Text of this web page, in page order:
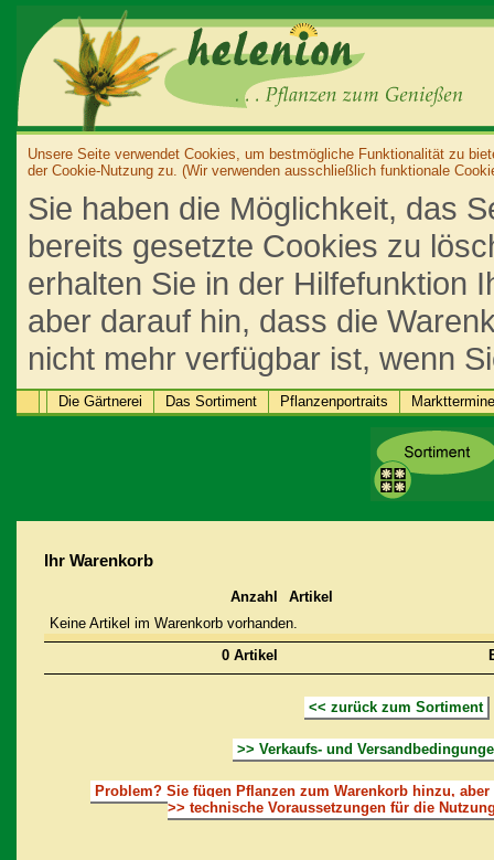
Unsere Seite verwendet Cookies, um bestmögliche Funktionalität zu
der Cookie-Nutzung zu. (Wir verwenden ausschließlich funktionale
Sie haben die Möglichkeit, das
bereits gesetzte Cookies zu
erhalten Sie in der Hilfefunktion
aber darauf hin, dass die
nicht mehr verfügbar ist, wenn
Die Gärtnerei Das Sortiment Pflanzenportraits Markttermine
Ihr Warenkorb
Anzahl
Artikel
Keine Artikel im Warenkorb vorhanden.
0 Artikel
<< zurück zum Sortiment
>> Verkaufs- und
Problem?Sie fügen Pflanzen zum Warenkorb hinzu,
>> technische Voraussetzungen für die